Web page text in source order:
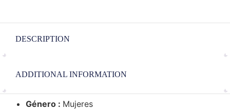
DESCRIPTION
ADDITIONAL INFORMATION
Género : Mujeres